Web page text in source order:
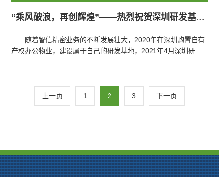
“乘风破浪，再创辉煌”——热烈祝贺深圳研发基地正式投入使用
随着智信精密业务的不断发展壮大，2020年在深圳购置自有
产权办公物业，建设属于自己的研发基地，2021年4月深圳研发
上一页 1 2 3 下一页